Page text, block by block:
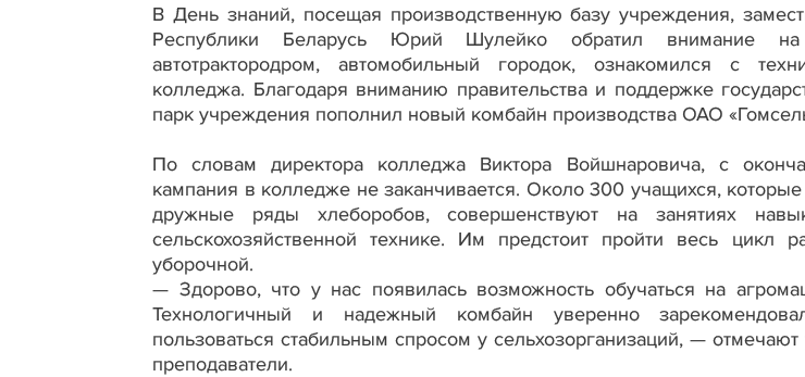
В День знаний, посещая производственную базу учреждения,
Республики Беларусь Юрий Шулейко обратил внимание на
автотрактородром, автомобильный городок, ознакомился с
колледжа. Благодаря вниманию правительства и поддержке
парк учреждения пополнил новый комбайн производства ОАО
По словам директора колледжа Виктора Войшнаровича, с
кампания в колледже не заканчивается. Около 300 учащихся,
дружные ряды хлеборобов, совершенствуют на занятиях
сельскохозяйственной технике. Им предстоит пройти весь цикл
уборочной.
— Здорово, что у нас появилась возможность обучаться на
Технологичный и надежный комбайн уверенно
пользоваться стабильным спросом у сельхозорганизаций, —
преподаватели.